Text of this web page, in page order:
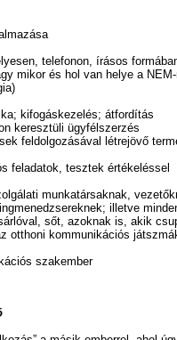
telefonon, írásos
mikor és hol van helye a
kifogáskezelés; átfordítás
keresztüli ügyfélszerzés
feldolgozásával létrejövő
feladatok, tesztek értékeléssel
munkatársaknak,
illetve
sőt, azoknak is, akik
otthoni kommunikációs
szakember